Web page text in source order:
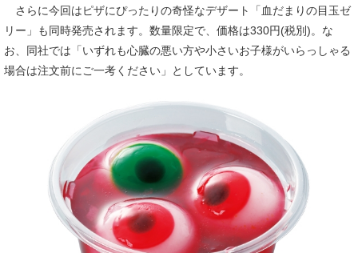
さらに今回はピザにぴったりの奇怪なデザート「血だまりの目玉ゼ
リー」も同時発売されます。数量限定で、価格は330円(税別)。な
お、同社では「いずれも心臓の悪い方や小さいお子様がいらっしゃる
場合は注文前にご一考ください」としています。